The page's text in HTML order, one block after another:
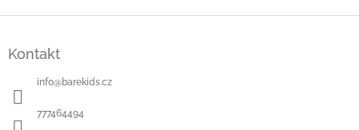
Kontakt
info@barekids.cz
777464494